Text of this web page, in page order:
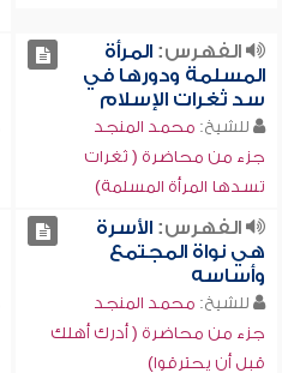
الفهرس:المرأة
المسلمة ودورها في
سد ثغرات الإسلام
للشيخ: محمد المنجد
جزء من محاضرة ( ثغرات
تسدها المرأة المسلمة)
الفهرس:الأسرة
هي نواة المجتمع
وأساسه
للشيخ: محمد المنجد
جزء من محاضرة ( أدرك أهلك
قبل أن يحترقوا)